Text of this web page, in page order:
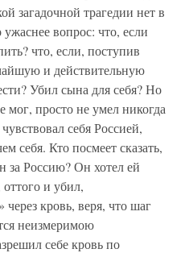
загадочной трагедии нет в
вопрос: что, если
что, если, поступив
и действительную
Убил сына для себя? Но
мог, просто не умел никогда
себя Россией,
себя. Кто посмеет сказать,
за Россию? Он хотел ей
и убил,
кровь, веря, что шаг
неизмеримою
себе кровь по